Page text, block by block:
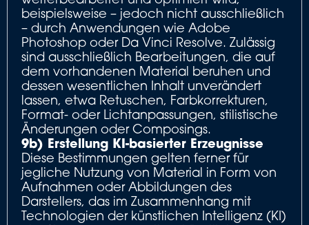
beispielsweise – jedoch nicht ausschließlich
– durch Anwendungen wie Adobe
Photoshop oder Da Vinci Resolve. Zulässig
sind ausschließlich Bearbeitungen, die auf
dem vorhandenen Material beruhen und
dessen wesentlichen Inhalt unverändert
lassen, etwa Retuschen, Farbkorrekturen,
Format- oder Lichtanpassungen, stilistische
Änderungen oder Composings.
9b) Erstellung KI-basierter Erzeugnisse
Diese Bestimmungen gelten ferner für
jegliche Nutzung von Material in Form von
Aufnahmen oder Abbildungen des
Darstellers, das im Zusammenhang mit
Technologien der künstlichen Intelligenz (KI)